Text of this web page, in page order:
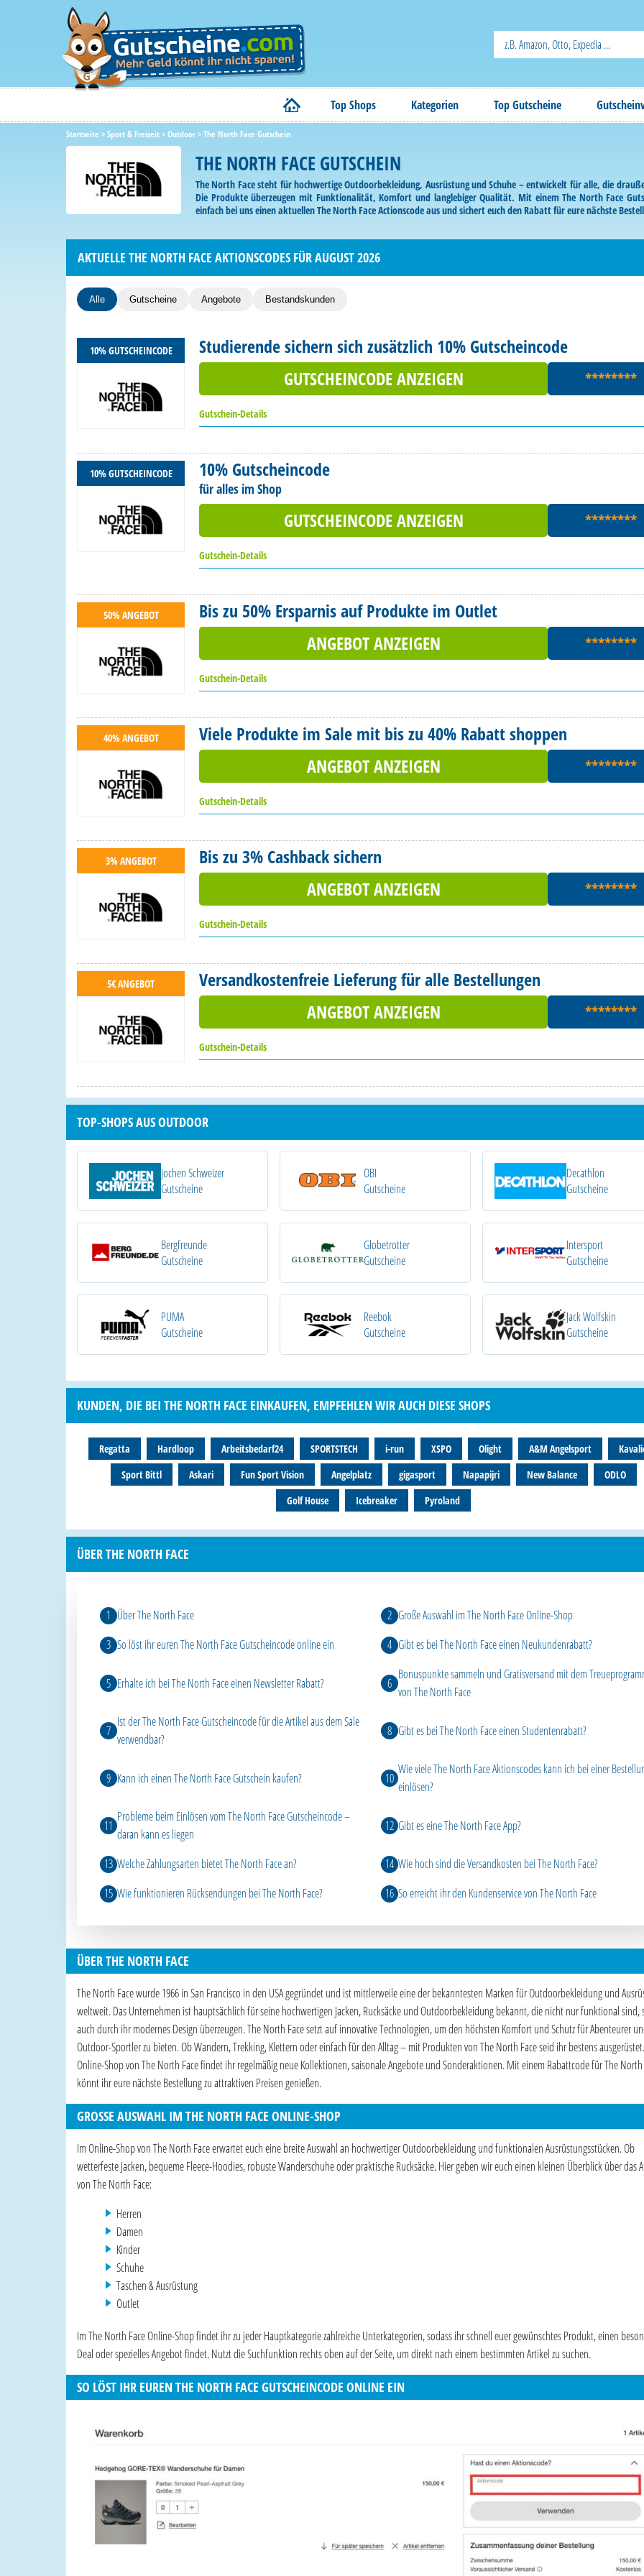
Top Shops Kategorien Top Gutscheine
Startseite >Sport & Freizeit>Outdoor>The North Face Gutschein
THE NORTH FACE GUTSCHEIN
The North Face steht für hochwertige Outdoorbekleidung, Ausrüstung und Schuhe – entwickelt für alle, die
Die Produkte überzeugen mit Funktionalität, Komfort und langlebiger Qualität. Mit einem The North Face
einfach bei uns einen aktuellen The North Face Actionscode aus und sichert euch den Rabatt für eure nächste
AKTUELLE THE NORTH FACE AKTIONSCODES FÜR AUGUST 2026
Alle Gutscheine Angebote Bestandskunden
10% GUTSCHEINCODE
Studierende sichern sich zusätzlich 10% Gutscheincode
GUTSCHEINCODE ANZEIGEN
********
Gutschein-Details
10% GUTSCHEINCODE 10% Gutscheincode
für alles im Shop
GUTSCHEINCODE ANZEIGEN ********
Gutschein-Details
50% ANGEBOT
Bis zu 50% Ersparnis auf Produkte im Outlet
ANGEBOT ANZEIGEN
********
Gutschein-Details
40% ANGEBOT
Viele Produkte im Sale mit bis zu 40% Rabatt shoppen
ANGEBOT ANZEIGEN
********
Gutschein-Details
3% ANGEBOT
Bis zu 3% Cashback sichern
ANGEBOT ANZEIGEN
********
Gutschein-Details
5€ ANGEBOT
Versandkostenfreie Lieferung für alle Bestellungen
ANGEBOT ANZEIGEN
********
Gutschein-Details
TOP-SHOPS AUS OUTDOOR
Jochen Schweizer
Gutscheine
OBI
Gutscheine
Decathlon
Gutscheine
Bergfreunde
Gutscheine
Globetrotter
Gutscheine
Intersport
Gutscheine
PUMA
Gutscheine
Reebok
Gutscheine
Jack Wolfskin
Gutscheine
KUNDEN, DIE BEI THE NORTH FACE EINKAUFEN, EMPFEHLEN WIR AUCH DIESE SHOPS
Regatta Hardloop Arbeitsbedarf24 SPORTSTECH i-run XSPO Olight A&M Angelsport
Sport Bittl
Askari Fun Sport Vision Angelplatz gigasport Napapijri New Balance
ODLO
Golf House
Icebreaker Pyroland
ÜBER THE NORTH FACE
Über The North Face
Große Auswahl im The North Face Online-Shop
So löst ihr euren The North Face Gutscheincode online ein
Gibt es bei The North Face einen Neukundenrabatt?
Erhalte ich bei The North Face einen Newsletter Rabatt?
Bonuspunkte sammeln und Gratisversand mit dem
von The North Face
Ist der The North Face Gutscheincode für die Artikel aus dem Sale
verwendbar?
Gibt es bei The North Face einen Studentenrabatt?
Kann ich einen The North Face Gutschein kaufen?
Wie viele The North Face Aktionscodes kann ich bei einer
einlösen?
Probleme beim Einlösen vom The North Face Gutscheincode –
daran kann es liegen
Gibt es eine The North Face App?
Welche Zahlungsarten bietet The North Face an?
Wie hoch sind die Versandkosten bei The North Face?
Wie funktionieren Rücksendungen bei The North Face?
So erreicht ihr den Kundenservice von The North Face
ÜBER THE NORTH FACE
The North Face wurde 1966 in San Francisco in den USA gegründet und ist mittlerweile eine der bekanntesten Marken für Outdoorbekleidung und
weltweit. Das Unternehmen ist hauptsächlich für seine hochwertigen Jacken, Rucksäcke und Outdoorbekleidung bekannt, die nicht nur funktional sind,
auch durch ihr modernes Design überzeugen. The North Face setzt auf innovative Technologien, um den höchsten Komfort und Schutz für Abenteurer
Outdoor-Sportler zu bieten. Ob Wandern, Trekking, Klettern oder einfach für den Alltag – mit Produkten von The North Face seid ihr bestens
Online-Shop von The North Face findet ihr regelmäßig neue Kollektionen, saisonale Angebote und Sonderaktionen. Mit einem Rabattcode für The North
könnt ihr eure nächste Bestellung zu attraktiven Preisen genießen.
GROSSE AUSWAHL IM THE NORTH FACE ONLINE-SHOP
Im Online-Shop von The North Face erwartet euch eine breite Auswahl an hochwertiger Outdoorbekleidung und funktionalen Ausrüstungsstücken. Ob
wetterfeste Jacken, bequeme Fleece-Hoodies, robuste Wanderschuhe oder praktische Rucksäcke. Hier geben wir euch einen kleinen Überblick über das
von The North Face:
Herren
Damen
Kinder
Schuhe
Taschen & Ausrüstung
Outlet
Im The North Face Online-Shop findet ihr zu jeder Hauptkategorie zahlreiche Unterkategorien, sodass ihr schnell euer gewünschtes Produkt, einen
Deal oder spezielles Angebot findet. Nutzt die Suchfunktion rechts oben auf der Seite, um direkt nach einem bestimmten Artikel zu suchen.
SO LÖST IHR EUREN THE NORTH FACE GUTSCHEINCODE ONLINE EIN